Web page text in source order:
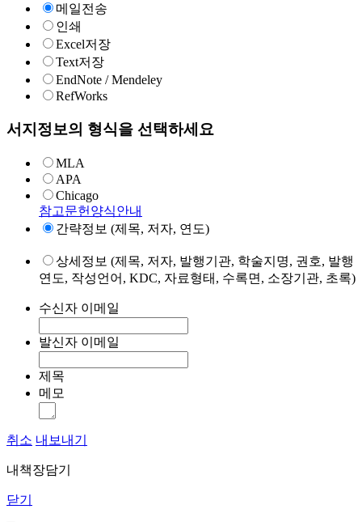
메일전송
인쇄
Excel저장
Text저장
EndNote / Mendeley
RefWorks
서지정보의 형식을 선택하세요
MLA
APA
Chicago
참고문헌양식안내
간략정보 (제목, 저자, 연도)
상세정보 (제목, 저자, 발행기관, 학술지명, 권호, 발행
연도, 작성언어, KDC, 자료형태, 수록면, 소장기관, 초록)
수신자 이메일
발신자 이메일
제목
메모
취소 내보내기
내책장담기
닫기